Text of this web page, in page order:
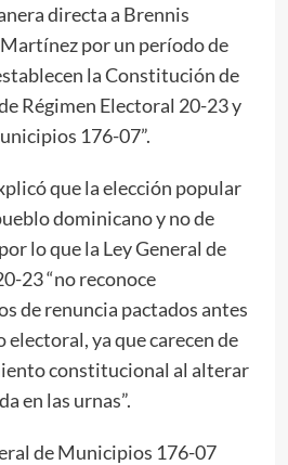
directa a Brennis
por un período de
la Constitución de
Régimen Electoral 20-23 y
176-07”.
que la elección popular
dominicano y no de
lo que la Ley General de
23 “no reconoce
de renuncia pactados antes
electoral, ya que carecen de
constitucional al alterar
en las urnas”.
de Municipios 176-07